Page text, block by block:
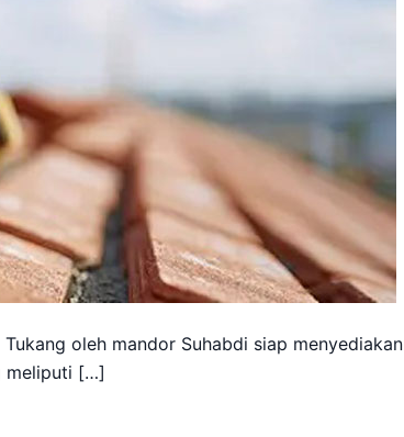
oleh mandor Suhabdi siap menyediakan
meliputi […]